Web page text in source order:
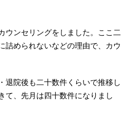
ウンセリングをしました。ここ二
詰められないなどの理由で、カウ
退院後も二十数件くらいで推移し
て、先月は四十数件になりまし